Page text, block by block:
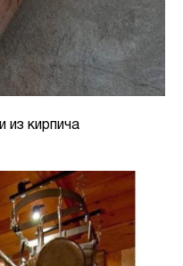
из кирпича